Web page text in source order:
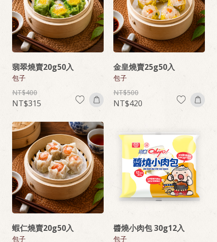
翡翠燒賣20g50入
包子
400
315
金皇燒賣25g50入
包子
500
420
蝦仁燒賣20g50入
包子
醬燒小肉包 30g12入
包子